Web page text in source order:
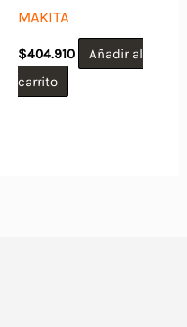
MAKITA
$404.910
Añadir al
carrito